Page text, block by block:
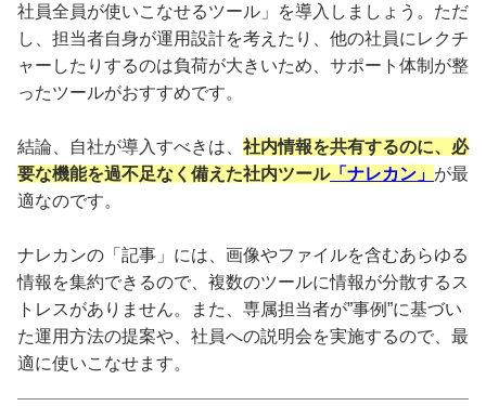
社員全員が使いこなせるツール」を導入しましょう。ただ
し、担当者自身が運用設計を考えたり、他の社員にレクチ
ャーしたりするのは負荷が大きいため、サポート体制が整
ったツールがおすすめです。
結論、自社が導入すべきは、 社内情報を共有するのに、必
要な機能を過不足なく備えた社内ツール「ナレカン」 が最
適なのです。
ナレカンの「記事」には、画像やファイルを含むあらゆる
情報を集約できるので、複数のツールに情報が分散するス
トレスがありません。また、専属担当者が”事例”に基づい
た運用方法の提案や、社員への説明会を実施するので、最
適に使いこなせます。